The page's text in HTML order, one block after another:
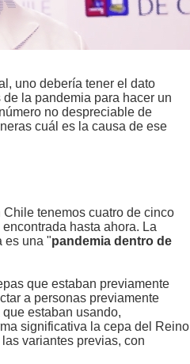
uno debería tener el dato
la pandemia para hacer un
no despreciable de
cuál es la causa de ese
Chile tenemos cuatro de cinco
hasta ahora. La
es una "pandemia dentro de
que estaban previamente
a personas previamente
estaban usando,
significativa la cepa del Reino
variantes previas, con